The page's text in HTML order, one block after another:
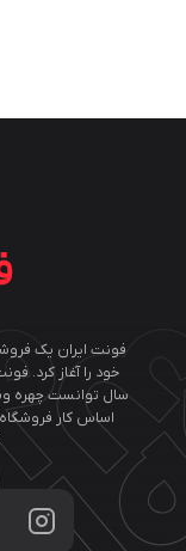
خود را آغاز کرد.
سال توانست چهره
اساس کار